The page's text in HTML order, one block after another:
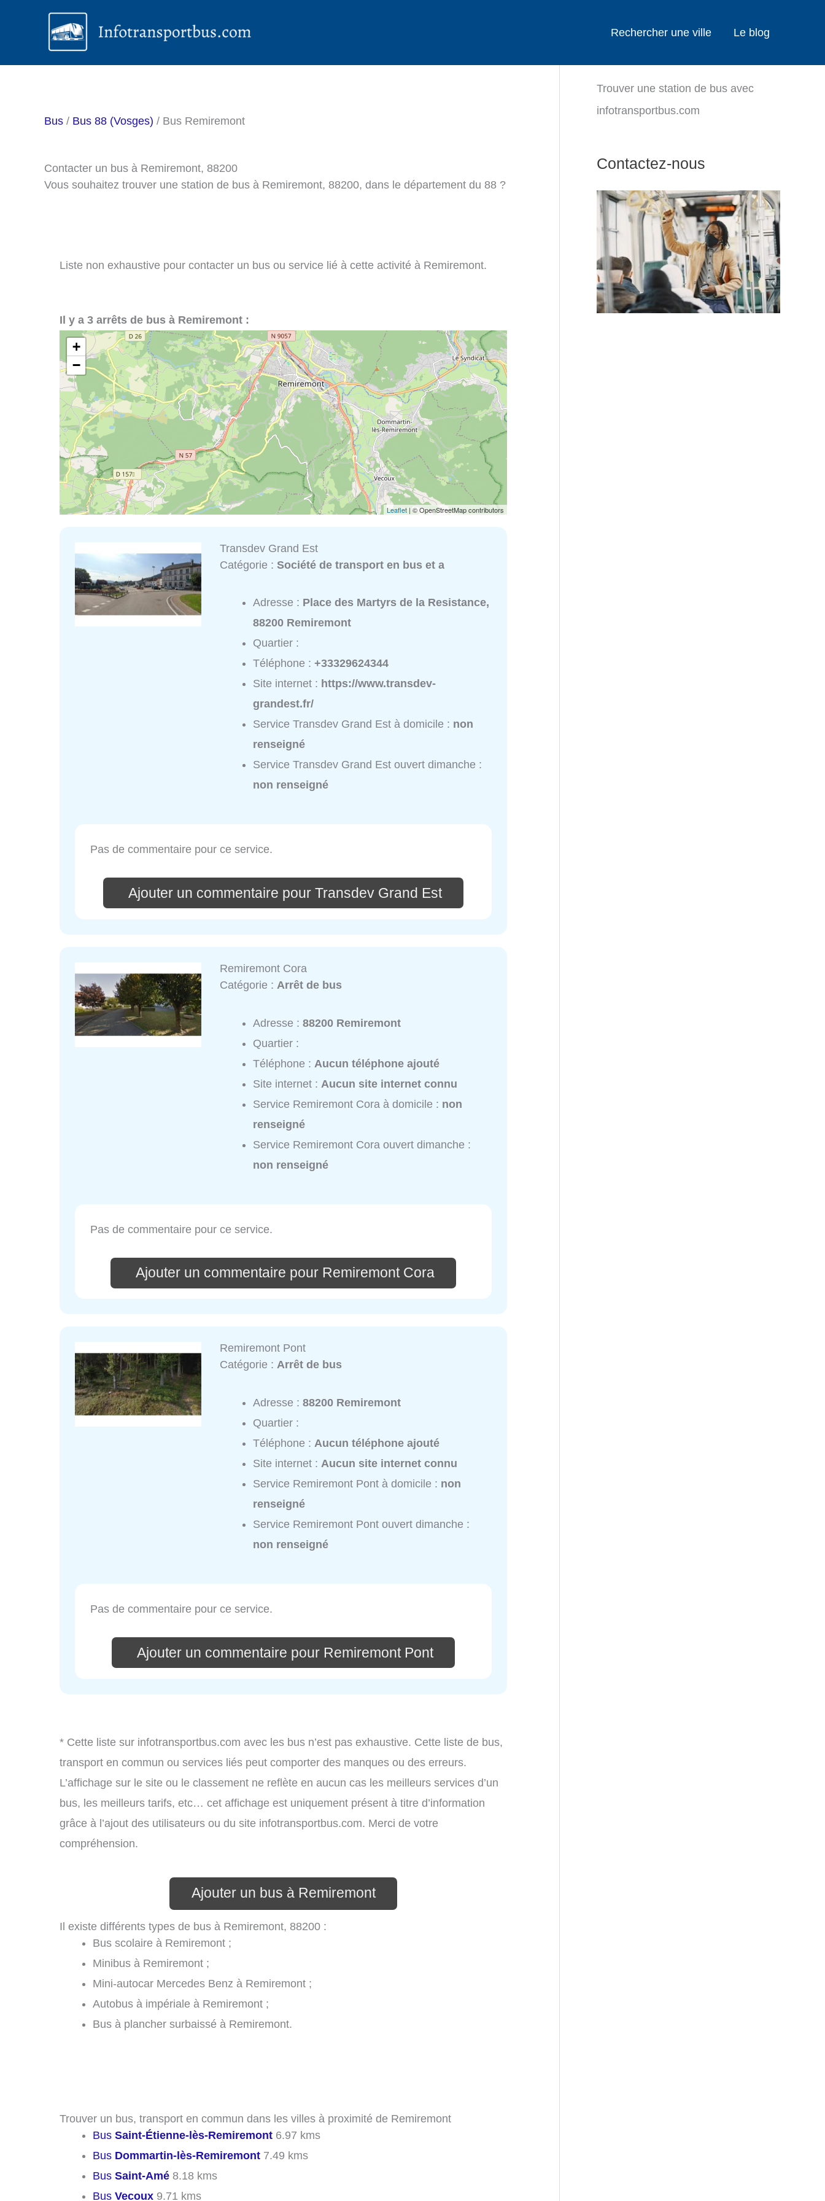
Rechercher une ville Le blog
Bus / Bus 88 (Vosges) / Bus Remiremont
Contacter un bus à Remiremont, 88200
Vous souhaitez trouver une station de bus à Remiremont, 88200, dans le département du 88 ?
Liste non exhaustive pour contacter un bus ou service lié à cette activité à Remiremont.
Il y a 3 arrêts de bus à Remiremont :
+
−
Leaflet | © OpenStreetMap contributors
Transdev Grand Est
Catégorie :Société de transport en bus et a
Adresse : Place des Martyrs de la Resistance,
88200 Remiremont
Quartier :
Téléphone :+33329624344
Site internet : https://www.transdev-
grandest.fr/
Service Transdev Grand Est à domicile : non
renseigné
Service Transdev Grand Est ouvert dimanche :
non renseigné
Pas de commentaire pour ce service.
Ajouter un commentaire pour Transdev Grand Est
Remiremont Cora
Catégorie :Arrêt de bus
Adresse :88200 Remiremont
Quartier :
Téléphone : Aucun téléphone ajouté
Site internet : Aucun site internet connu
Service Remiremont Cora à domicile : non
renseigné
Service Remiremont Cora ouvert dimanche :
non renseigné
Pas de commentaire pour ce service.
Ajouter un commentaire pour Remiremont Cora
Remiremont Pont
Catégorie :Arrêt de bus
Adresse :88200 Remiremont
Quartier :
Téléphone :Aucun téléphone ajouté
Site internet :Aucun site internet connu
Service Remiremont Pont à domicile : non
renseigné
Service Remiremont Pont ouvert dimanche :
non renseigné
Pas de commentaire pour ce service.
Ajouter un commentaire pour Remiremont Pont
* Cette liste sur infotransportbus.com avec les bus n’est pas exhaustive. Cette liste de bus,
transport en commun ou services liés peut comporter des manques ou des erreurs.
L’affichage sur le site ou le classement ne reflète en aucun cas les meilleurs services d’un
bus, les meilleurs tarifs, etc… cet affichage est uniquement présent à titre d’information
grâce à l’ajout des utilisateurs ou du site infotransportbus.com. Merci de votre
compréhension.
Ajouter un bus à Remiremont
Il existe différents types de bus à Remiremont, 88200 :
Bus scolaire à Remiremont ;
Minibus à Remiremont ;
Mini-autocar Mercedes Benz à Remiremont ;
Autobus à impériale à Remiremont ;
Bus à plancher surbaissé à Remiremont.
Trouver un bus, transport en commun dans les villes à proximité de Remiremont
Bus Saint-Étienne-lès-Remiremont 6.97 kms
Bus Dommartin-lès-Remiremont 7.49 kms
Bus Saint-Amé 8.18 kms
Bus Vecoux 9.71 kms
Trouver une station de bus avec
infotransportbus.com
Contactez-nous